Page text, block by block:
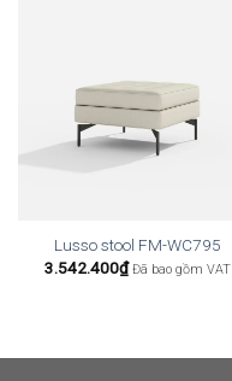
Lusso stool FM-WC795
3.542.400₫ Đã bao gồm VAT